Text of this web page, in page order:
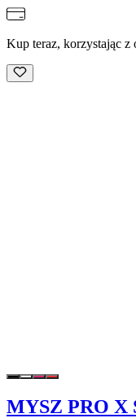
Kup teraz, korzystając z
MYSZ PRO X